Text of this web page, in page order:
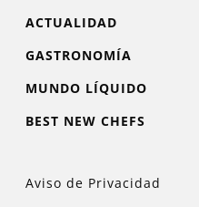
ACTUALIDAD
GASTRONOMÍA
MUNDO LÍQUIDO
BEST NEW CHEFS
Aviso de Privacidad